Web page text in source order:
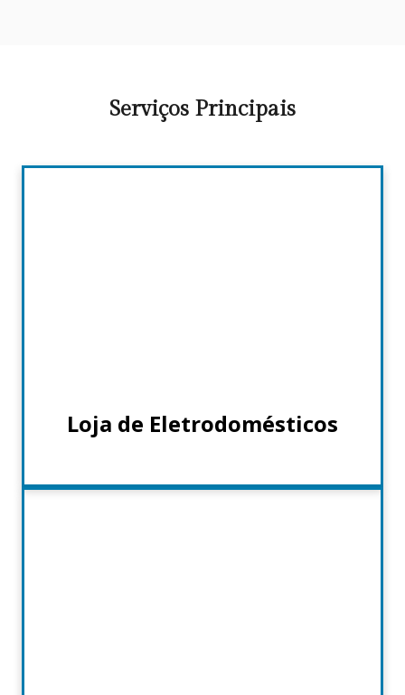
Serviços Principais
Loja de Eletrodomésticos